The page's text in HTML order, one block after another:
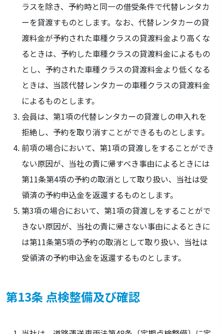
ラスを除き、予約時と同一の借受条件で代替レンタカ
ーを貸渡すものとします。なお、代替レンタカーの貸
渡料金が予約された車種クラスの貸渡料金より高くな
るときは、予約した車種クラスの貸渡料金によるもの
とし、予約された車種クラスの貸渡料金より低くなる
ときは、当該代替レンタカーの車種クラスの貸渡料金
によるものとします。
会員は、第1項の代替レンタカーの貸渡しの申入れを
拒絶し、予約を取り消すことができるものとします。
前項の場合において、第1項の貸渡しをすることができ
ない原因が、当社の責に帰すべき事由によるときには
第11条第4項の予約の取消として取り扱い、当社は受
領済の予約申込金を返還するものとします。
第3項の場合において、第1項の貸渡しをすることがで
きない原因が、当社の責に帰さない事由によるときに
は第11条第5項の予約の取消として取り扱い、当社は
受領済の予約申込金を返還するものとします。
第13条 点検整備及び確認